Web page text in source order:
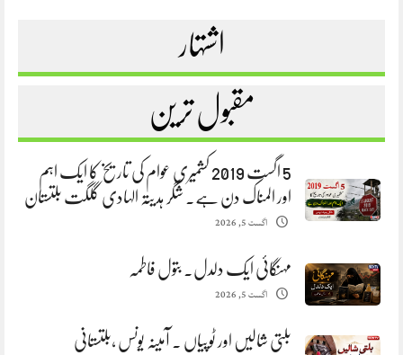
اشتہار
مقبول ترین
5 اگست 2019 کشمیری عوام کی تاریخ کا ایک اہم
اور المناک دن ہے. شگر ہدیتہ الہادی گلگت بلتستان
اگست 5, 2026
مہنگائی ایک دلدل. بتول فاطمہ
اگست 5, 2026
بلتی شالیں اور ٹوپیاں . آمینہ یونس ،بلتستانی